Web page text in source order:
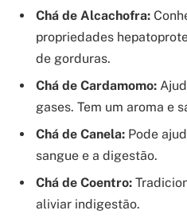
Chá de Alcachofra:
propriedades
de gorduras.
Chá de Cardamomo:
gases. Tem um aroma e
Chá de Canela: Pode
sangue e a digestão.
Chá de Coentro:
aliviar indigestão.